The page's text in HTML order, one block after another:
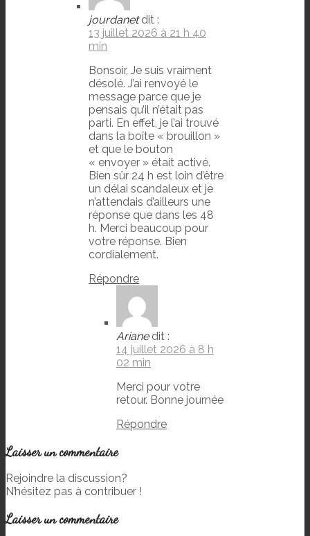
jourdanet dit :
13 juillet 2026 à 21 h 40
min
Bonsoir, Je suis vraiment
désolé. J’ai renvoyé le
message parce que je
pensais qu’il n’était pas
parti. En effet, je l’ai trouvé
dans la boîte « brouillon »
et que le bouton
« envoyer » était activé.
Bien sûr 24 h est loin d’être
un délai scandaleux et je
n’attendais d’ailleurs une
réponse que dans les 48
h. Merci beaucoup pour
votre réponse. Bien
cordialement.
Répondre
Ariane dit :
14 juillet 2026 à 8 h
02 min
Merci pour votre
retour. Bonne journée
Répondre
Laisser un commentaire
Rejoindre la discussion?
N’hésitez pas à contribuer !
Laisser un commentaire